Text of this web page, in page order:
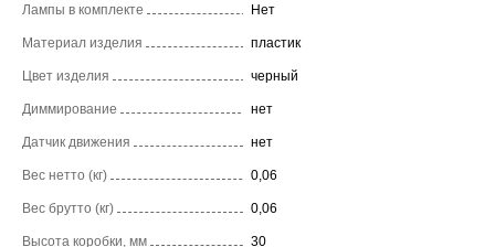
Лампы в комплекте Нет
Материал изделия пластик
Цвет изделия черный
Диммирование нет
Датчик движения нет
Вес нетто (кг) 0,06
Вес брутто (кг) 0,06
Высота коробки, мм 30